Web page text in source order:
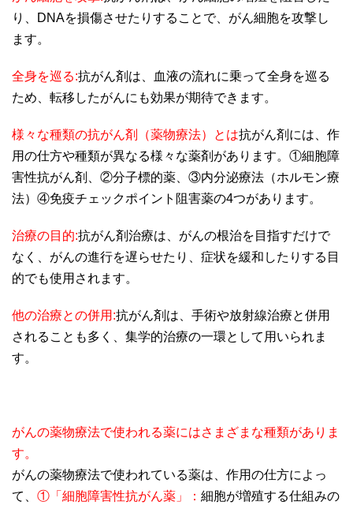
り、DNAを損傷させたりすることで、がん細胞を攻撃し
ます。
全身を巡る:抗がん剤は、血液の流れに乗って全身を巡る
ため、転移したがんにも効果が期待できます。
様々な種類の抗がん剤（薬物療法）とは抗がん剤には、作
用の仕方や種類が異なる様々な薬剤があります。①細胞障
害性抗がん剤、②分子標的薬、③内分泌療法（ホルモン療
法）④免疫チェックポイント阻害薬の4つがあります。
治療の目的:抗がん剤治療は、がんの根治を目指すだけで
なく、がんの進行を遅らせたり、症状を緩和したりする目
的でも使用されます。
他の治療との併用:抗がん剤は、手術や放射線治療と併用
されることも多く、集学的治療の一環として用いられま
す。
がんの薬物療法で使われる薬にはさまざまな種類がありま
す。
がんの薬物療法で使われている薬は、作用の仕方によっ
て、 ①「細胞障害性抗がん薬」： 細胞が増殖する仕組みの